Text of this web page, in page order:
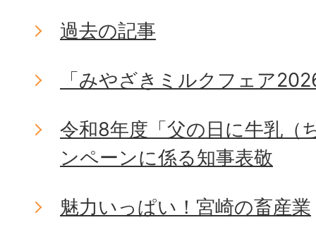
過去の記事
「みやざきミルクフェア
令和8年度「父の日に牛乳（
ンペーンに係る知事表敬
魅力いっぱい！宮崎の畜産業